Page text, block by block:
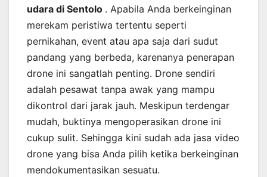
udara di Sentolo . Apabila Anda berkeinginan
merekam peristiwa tertentu seperti
pernikahan, event atau apa saja dari sudut
pandang yang berbeda, karenanya penerapan
drone ini sangatlah penting. Drone sendiri
adalah pesawat tanpa awak yang mampu
dikontrol dari jarak jauh. Meskipun terdengar
mudah, buktinya mengoperasikan drone ini
cukup sulit. Sehingga kini sudah ada jasa video
drone yang bisa Anda pilih ketika berkeinginan
mendokumentasikan sesuatu.